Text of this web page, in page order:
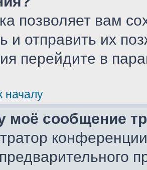
позволяет вам
и отправить их
перейдите в
началу
моё сообщение